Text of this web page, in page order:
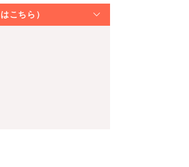
こちら）